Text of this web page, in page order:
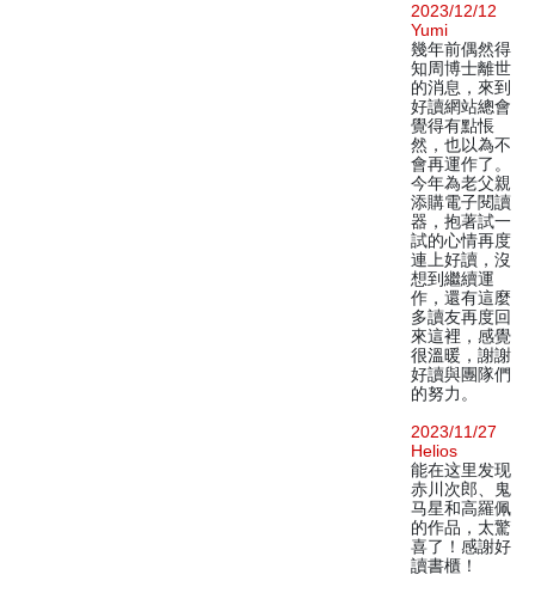
2023/12/12
Yumi
幾年前偶然得
知周博士離世
的消息，來到
好讀網站總會
覺得有點悵
然，也以為不
會再運作了。
今年為老父親
添購電子閱讀
器，抱著試一
試的心情再度
連上好讀，沒
想到繼續運
作，還有這麼
多讀友再度回
來這裡，感覺
很溫暖，謝謝
好讀與團隊們
的努力。
2023/11/27
Helios
能在这里发现
赤川次郎、鬼
马星和高羅佩
的作品，太驚
喜了！感謝好
讀書櫃！